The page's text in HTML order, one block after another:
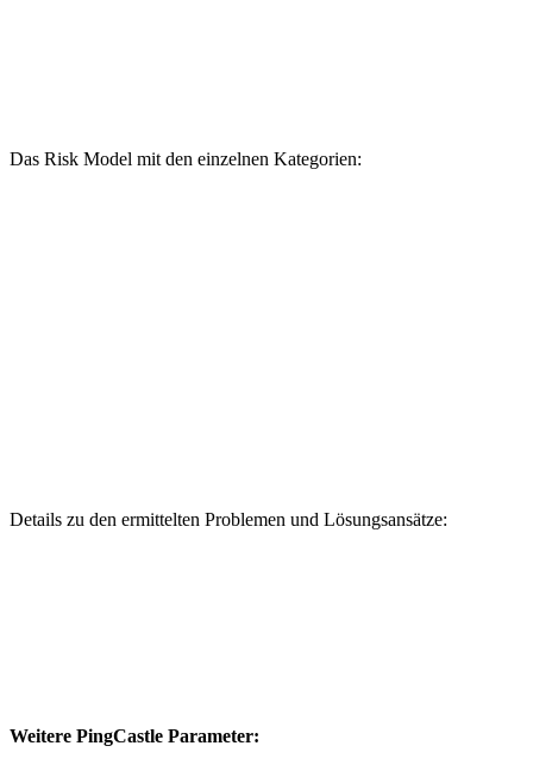
Das Risk Model mit den einzelnen Kategorien:
Details zu den ermittelten Problemen und Lösungsansätze:
Weitere PingCastle Parameter: